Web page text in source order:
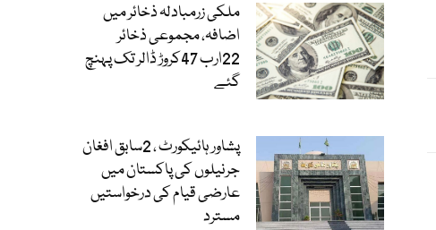
ملکی زرمبادلہ ذخائر میں
اضافہ، مجموعی ذخائر
22ارب 47کروڑ ڈالر تک پہنچ
گئے
پشاور ہائیکورٹ ، 2سابق افغان
جرنیلوں کی پاکستان میں
عارضی قیام کی درخواستیں
مسترد